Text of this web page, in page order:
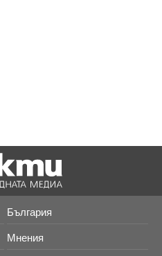
България
Мнения